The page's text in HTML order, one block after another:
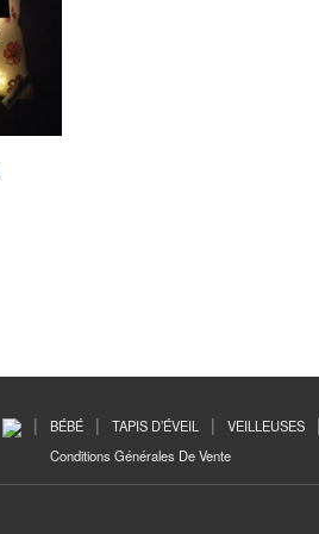
BÉBÉ TAPIS D’ÉVEIL VEILLEUSES
Conditions Générales De Vente